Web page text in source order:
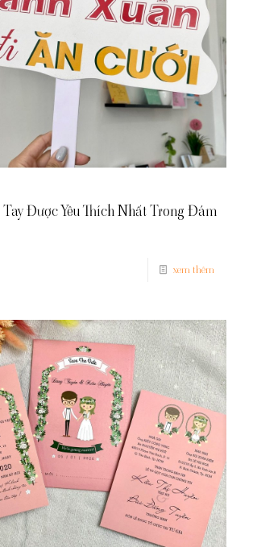
Được Yêu Thích Nhất Trong Đám
xem thêm